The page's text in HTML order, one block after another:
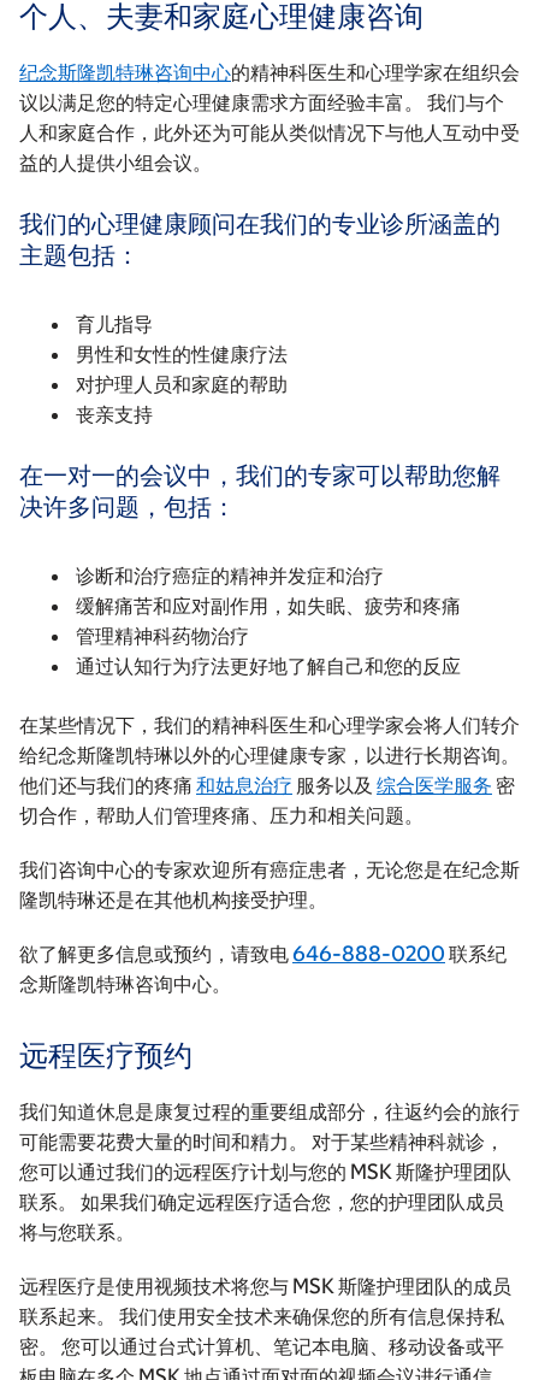
个人、夫妻和家庭心理健康咨询
纪念斯隆凯特琳咨询中心的精神科医生和心理学家在组织会
议以满足您的特定心理健康需求方面经验丰富。 我们与个
人和家庭合作，此外还为可能从类似情况下与他人互动中受
益的人提供小组会议。
我们的心理健康顾问在我们的专业诊所涵盖的
主题包括：
育儿指导
男性和女性的性健康疗法
对护理人员和家庭的帮助
丧亲支持
在一对一的会议中，我们的专家可以帮助您解
决许多问题，包括：
诊断和治疗癌症的精神并发症和治疗
缓解痛苦和应对副作用，如失眠、疲劳和疼痛
管理精神科药物治疗
通过认知行为疗法更好地了解自己和您的反应
在某些情况下，我们的精神科医生和心理学家会将人们转介
给纪念斯隆凯特琳以外的心理健康专家，以进行长期咨询。
他们还与我们的疼痛 和姑息治疗 服务以及 综合医学服务 密
切合作，帮助人们管理疼痛、压力和相关问题。
我们咨询中心的专家欢迎所有癌症患者，无论您是在纪念斯
隆凯特琳还是在其他机构接受护理。
欲了解更多信息或预约，请致电646-888-0200 联系纪
念斯隆凯特琳咨询中心。
远程医疗预约
我们知道休息是康复过程的重要组成部分，往返约会的旅行
可能需要花费大量的时间和精力。 对于某些精神科就诊，
您可以通过我们的远程医疗计划与您的 MSK 斯隆护理团队
联系。 如果我们确定远程医疗适合您，您的护理团队成员
将与您联系。
远程医疗是使用视频技术将您与 MSK 斯隆护理团队的成员
联系起来。 我们使用安全技术来确保您的所有信息保持私
密。 您可以通过台式计算机、笔记本电脑、移动设备或平